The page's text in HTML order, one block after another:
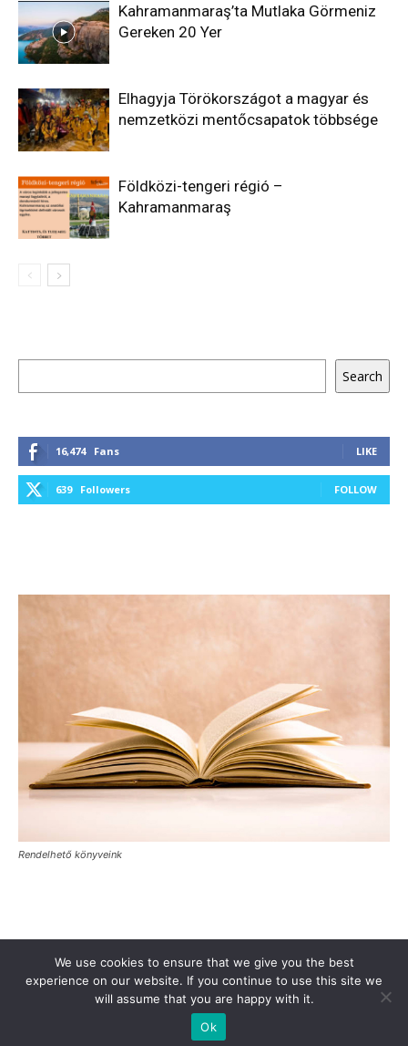
Kahramanmaraş’ta Mutlaka Görmeniz
Gereken 20 Yer
Elhagyja Törökországot a magyar és
nemzetközi mentőcsapatok többsége
Földközi-tengeri régió –
Kahramanmaraş
Search
16,474 Fans LIKE
639 Followers FOLLOW
Rendelhető könyveink
Támogasd a Türkinfót! Kiadványaink
Médiaajánlat
Impresszum
Adatkezelési Tájékoztató ÁSZF
Alapítvány
Rólunk
Kapcsolat
© Turkinfo.hu 2020
We use cookies to ensure that we give you the best
experience on our website. If you continue to use this site we
will assume that you are happy with it.
Ok